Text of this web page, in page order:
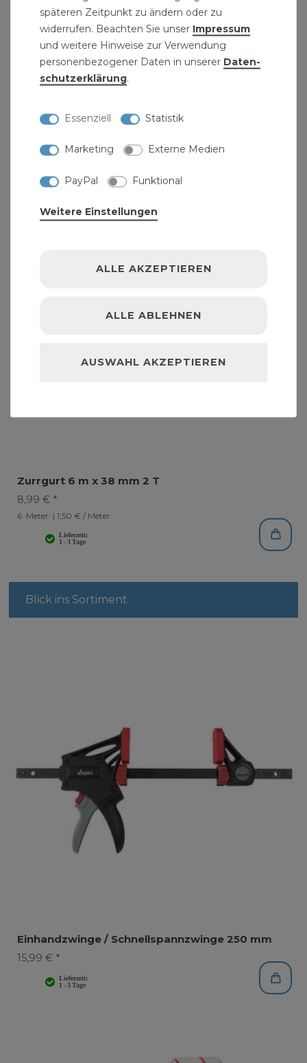
15,99 € *
Meter | 4,57 € / Meter
Zurrgurt 6 m x 38 mm 2 T
8,99 € *
6 Meter | 1,50 € / Meter
Blick ins Sortiment
Einhandzwinge / Schnellspannzwinge 250 mm
15,99 € *
späteren Zeitpunkt zu ändern oder zu
widerrufen. Beachten Sie unser Impressum
und weitere Hinweise zur Verwendung
personenbezogener Daten in unserer Daten­
schutz­erklärung.
Essenziell Statistik
Marketing Externe Medien
PayPal Funktional
Weitere Einstellungen
ALLE AKZEPTIEREN
ALLE ABLEHNEN
AUSWAHL AKZEPTIEREN